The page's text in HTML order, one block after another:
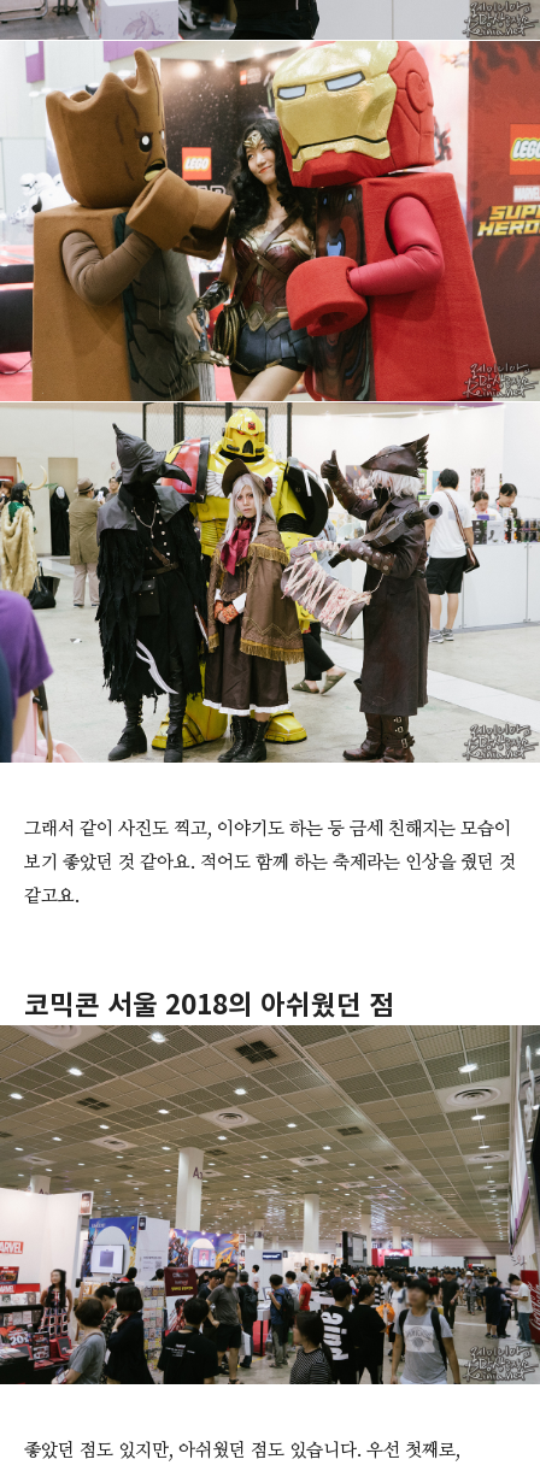
그래서 같이 사진도 찍고, 이야기도 하는 등 금세 친해지는 모습이
보기 좋았던 것 같아요. 적어도 함께 하는 축제라는 인상을 줬던 것
같고요.
코믹콘 서울 2018의 아쉬웠던 점
좋았던 점도 있지만, 아쉬웠던 점도 있습니다. 우선 첫째로,